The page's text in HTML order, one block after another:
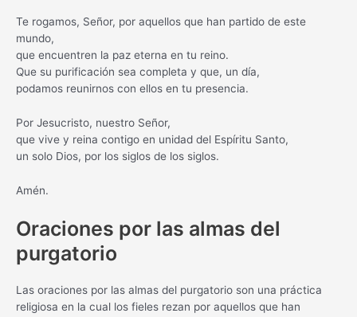
Te rogamos, Señor, por aquellos que han partido de este
mundo,
que encuentren la paz eterna en tu reino.
Que su purificación sea completa y que, un día,
podamos reunirnos con ellos en tu presencia.
Por Jesucristo, nuestro Señor,
que vive y reina contigo en unidad del Espíritu Santo,
un solo Dios, por los siglos de los siglos.
Amén.
Oraciones por las almas del
purgatorio
Las oraciones por las almas del purgatorio son una práctica
religiosa en la cual los fieles rezan por aquellos que han